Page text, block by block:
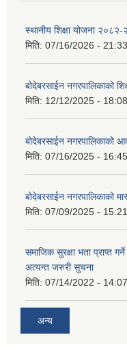
स्थानीय शिक्षा योजना
मिति: 07/16/2026 - 21:33
बोदेबरसाईन नगरपालिकाको
मिति: 12/12/2025 - 18:08
बोदेबरसाईन नगरपालिकाको
मिति: 07/16/2025 - 16:45
बोदेबरसाईन नगरपालिकाको
मिति: 07/09/2025 - 15:21
समाजिक सुरक्षा भता प्राप्त
अत्यन्त जरुरी सुचना
मिति: 07/14/2022 - 14:07
अन्य